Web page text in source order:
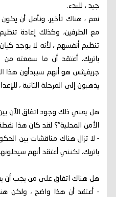
جيد ، للبدء.
نعم ، هناك تأخير. ونأمل أن يكون
مع الطرفين، وكذلك إعادة
تنظيم أنفسهم ، لأنه لا يوجد
باتريك. أعتقد أن ما سمعته من
جريفيثس هو أنهم سيبدأون هذا
يذهبون إلى المرحلة الثانية ،
هل يعني ذلك وجود اتفاق الآن
الأمن المحلية"؟ لقد كان هذا
- لا تزال هناك مناقشات بين
باتريك. لكنني أعتقد أنهم
هل هناك اتفاق على من يجب أن
- أعتقد أن هذا واضح ، ولكن